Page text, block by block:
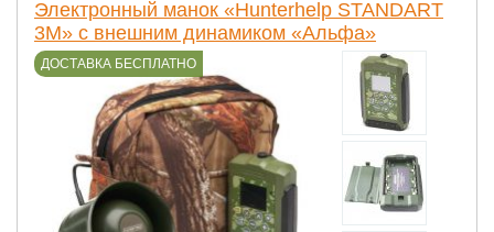
Электронный манок «Hunterhelp STANDART
3M» с внешним динамиком «Альфа»
ДОСТАВКА БЕСПЛАТНО